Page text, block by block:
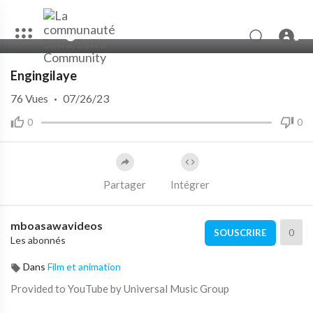
00:00 04:46
Engingilaye
0 0
76 Vues · 07/26/23
Partager Intégrer
mboasawavideos
Les abonnés
SOUSCRIRE 0
Dans Film et animation
Provided to YouTube by Universal Music Group